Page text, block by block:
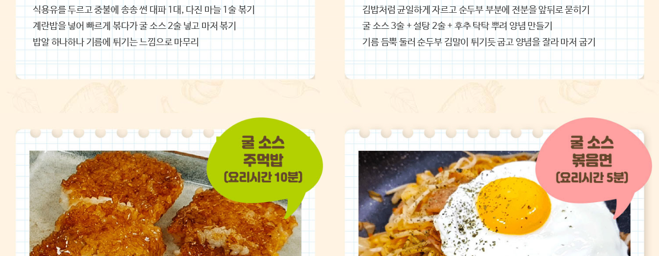
식용유를 두르고 중불에 송송 썬 대파 1대, 다진 마늘 1술 볶기
계란밥을 넣어 빠르게 볶다가 굴 소스 2술 넣고 마저 볶기
‌밥알 하나하나 기름에 튀기는 느낌으로 마무리
‌김밥처럼 균일하게 자르고 순두부 부분에 전분을 앞뒤로 묻히기
굴 소스 3술 + 설탕 2술 + 후추 탁탁 뿌려 양념 만들기
‌기름 듬뿍 둘러 순두부 김말이 튀기듯 굽고 양념을 잘라 마저 굽기